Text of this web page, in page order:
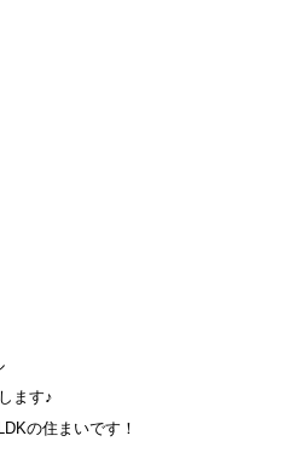
ます♪
の住まいです！